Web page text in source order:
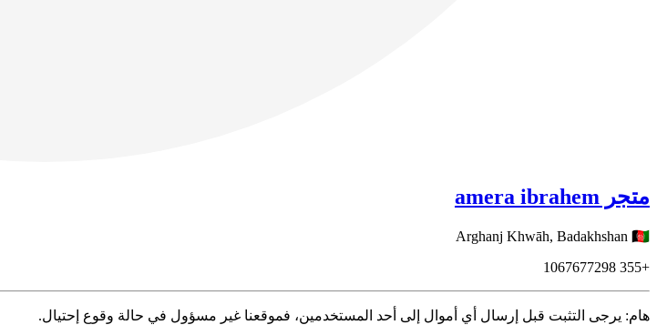
متجر amera ibrahem
Arghanj Khwāh, Badakhshan 🇦🇫
+355
1067677298
هام: يرجى التثبت قبل إرسال أي أموال إلى أحد المستخدمين، فموقعنا غير مسؤول في حالة وقوع إحتيال.